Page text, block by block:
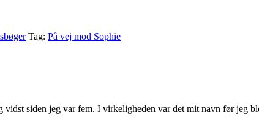
Tag: På vej mod Sophie
vidst siden jeg var fem. I virkeligheden var det mit navn før jeg